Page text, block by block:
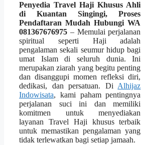
Penyedia Travel Haji Khusus Ahli
di Kuantan Singingi, Proses
Pendaftaran Mudah Hubungi WA
081367676975 – Memulai perjalanan
spiritual seperti Haji adalah
pengalaman sekali seumur hidup bagi
umat Islam di seluruh dunia. Ini
merupakan ziarah yang begitu penting
dan disanggupi momen refleksi diri,
dedikasi, dan persatuan. Di Alhijaz
Indowisata, kami paham pentingnya
perjalanan suci ini dan memiliki
komitmen untuk menyediakan
layanan Travel Haji khusus terbaik
untuk memastikan pengalaman yang
tidak terlewatkan bagi setiap jamaah.